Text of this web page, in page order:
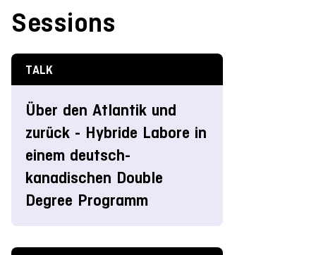
Sessions
TALK
Über den Atlantik und
zurück - Hybride Labore in
einem deutsch-
kanadischen Double
Degree Programm